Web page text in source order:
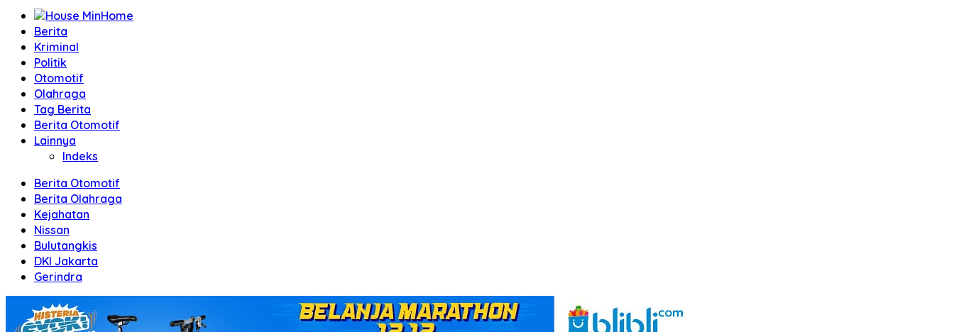
Home
Berita
Kriminal
Politik
Otomotif
Olahraga
Tag Berita
Berita Otomotif
Lainnya
Indeks
Berita Otomotif
Berita Olahraga
Kejahatan
Nissan
Bulutangkis
DKI Jakarta
Gerindra